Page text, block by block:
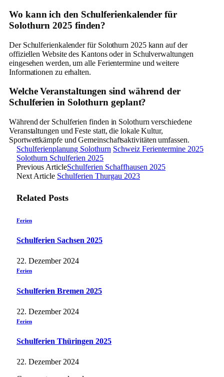
Wo kann ich den Schulferienkalender für
Solothurn 2025 finden?
Der Schulferienkalender für Solothurn 2025 kann auf der
offiziellen Website des Kantons oder in Schulverwaltungen
eingesehen werden, um alle Ferientermine und weitere
Informationen zu erhalten.
Welche Veranstaltungen sind während der
Schulferien in Solothurn geplant?
Während der Schulferien finden in Solothurn verschiedene
Veranstaltungen und Feste statt, die lokale Kultur,
Sportwettkämpfe und Gemeinschaftsaktivitäten umfassen.
Schulferienplanung Solothurn Schweiz Ferientermine 2025
Solothurn Schulferien 2025
Previous ArticleSchulferien Schaffhausen 2025
Next Article Schulferien Thurgau 2023
Related Posts
Ferien
Schulferien Sachsen 2025
22. Dezember 2024
Ferien
Schulferien Bremen 2025
22. Dezember 2024
Ferien
Schulferien Thüringen 2025
22. Dezember 2024